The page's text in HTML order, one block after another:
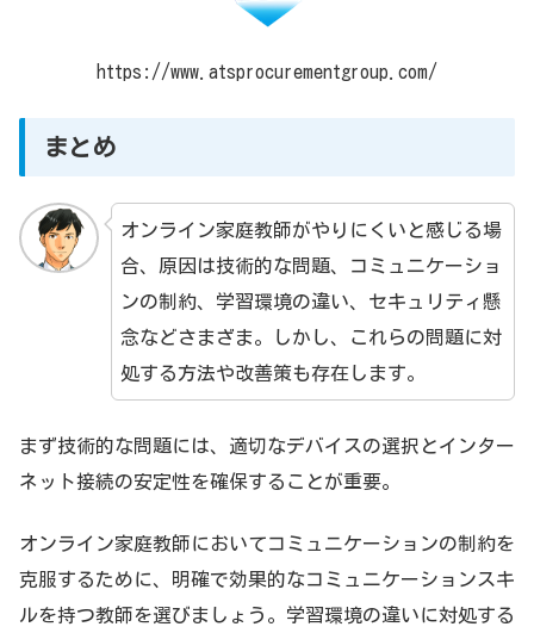
https://www.atsprocurementgroup.com/
まとめ
オンライン家庭教師がやりにくいと感じる場
合、原因は技術的な問題、コミュニケーショ
ンの制約、学習環境の違い、セキュリティ懸
念などさまざま。しかし、これらの問題に対
処する方法や改善策も存在します。
まず技術的な問題には、適切なデバイスの選択とインター
ネット接続の安定性を確保することが重要。
オンライン家庭教師においてコミュニケーションの制約を
克服するために、明確で効果的なコミュニケーションスキ
ルを持つ教師を選びましょう。学習環境の違いに対処する